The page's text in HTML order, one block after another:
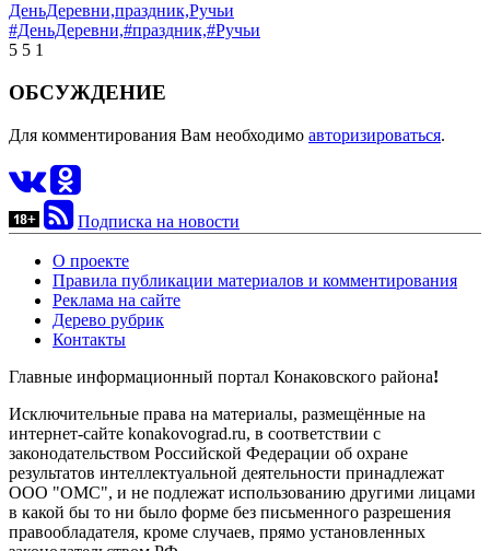
ДеньДеревни,праздник,Ручьи
#ДеньДеревни,#праздник,#Ручьи
5 5 1
ОБСУЖДЕНИЕ
Для комментирования Вам необходимо авторизироваться.
Подписка на новости
О проекте
Правила публикации материалов и комментирования
Реклама на сайте
Дерево рубрик
Контакты
Главные информационный портал Конаковского района!
Исключительные права на материалы, размещённые на
интернет-сайте konakovograd.ru, в соответствии с
законодательством Российской Федерации об охране
результатов интеллектуальной деятельности принадлежат
ООО "ОМС", и не подлежат использованию другими лицами
в какой бы то ни было форме без письменного разрешения
правообладателя, кроме случаев, прямо установленных